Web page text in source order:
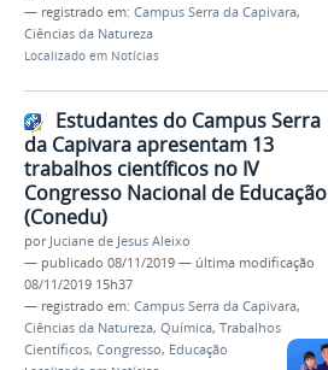
— registrado em: Campus Serra da Capivara,
Ciências da Natureza
Localizado em Notícias
Estudantes do Campus Serra
da Capivara apresentam 13
trabalhos científicos no IV
Congresso Nacional de Educação
(Conedu)
por Juciane de Jesus Aleixo
— publicado 08/11/2019 — última modificação
08/11/2019 15h37
— registrado em: Campus Serra da Capivara,
Ciências da Natureza, Química, Trabalhos
Científicos, Congresso, Educação